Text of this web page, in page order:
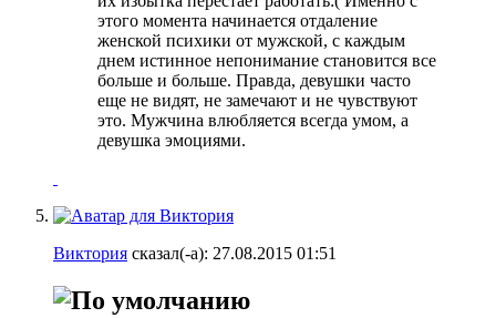
этого момента начинается отдаление
женской психики от мужской, с каждым
днем истинное непонимание становится все
больше и больше. Правда, девушки часто
еще не видят, не замечают и не чувствуют
это. Мужчина влюбляется всегда умом, а
девушка эмоциями.
Виктория сказал(-а): 27.08.2015 01:51